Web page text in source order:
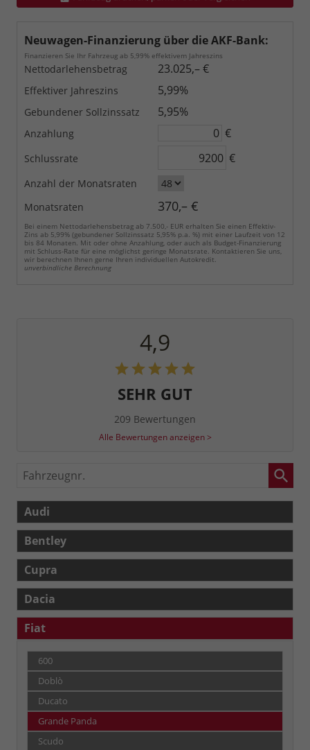
Neuwagen-Finanzierung über die AKF-Bank:
Finanzieren Sie Ihr Fahrzeug ab 5,99% effektivem Jahreszins
Nettodarlehensbetrag 23.025,– €
Effektiver Jahreszins 5,99%
Gebundener Sollzinssatz 5,95%
Anzahlung €
Schlussrate €
Anzahl der Monatsraten
Monatsraten
370,– €
Bei einem Nettodarlehensbetrag ab 7.500,- EUR erhalten Sie einen Effektiv-
Zins ab 5,99% (gebundener Sollzinssatz 5,95% p.a. %) mit einer Laufzeit von 12
bis 84 Monaten. Mit oder ohne Anzahlung, oder auch als Budget-Finanzierung
mit Schluss-Rate für eine möglichst geringe Monatsrate. Kontaktieren Sie uns,
wir berechnen Ihnen gerne Ihren individuellen Autokredit.
unverbindliche Berechnung
4,9
SEHR GUT
209 Bewertungen
Alle Bewertungen anzeigen >
Fahrzeugnr.
Audi
Bentley
Cupra
Dacia
Fiat
600
Doblò
Ducato
Grande Panda
Scudo